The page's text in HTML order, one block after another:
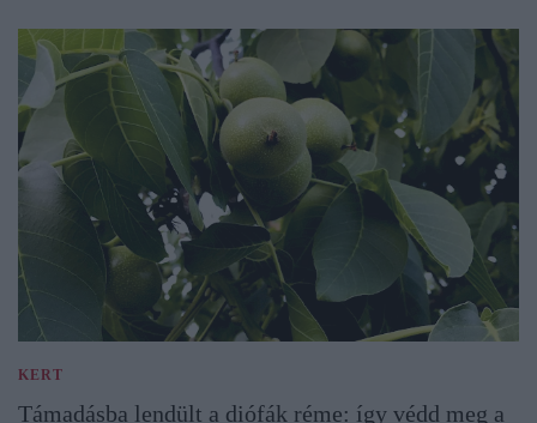
KERT
Támadásba lendült a diófák réme: így védd meg a